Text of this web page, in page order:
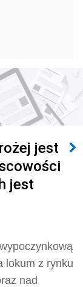
jest
jest
lokum z rynku
nad